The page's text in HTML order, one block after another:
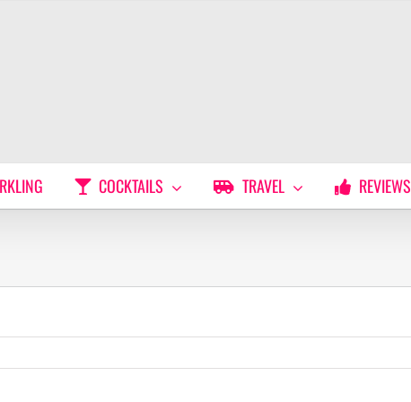
COCKTAILS TRAVEL REVIEWS